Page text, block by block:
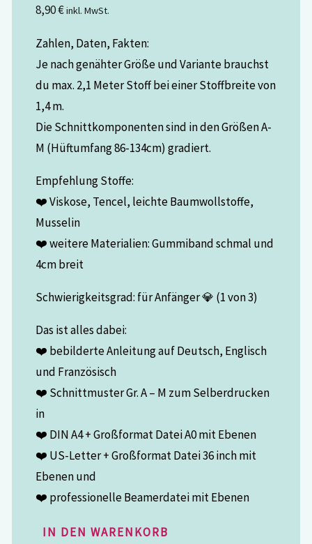
8,90€inkl. MwSt.
Zahlen, Daten, Fakten:
Je nach genähter Größe und Variante brauchst
du max. 2,1 Meter Stoff bei einer Stoffbreite von
1,4 m.
Die Schnittkomponenten sind in den Größen A-
M (Hüftumfang 86-134cm) gradiert.
Empfehlung Stoffe:
❤️ Viskose, Tencel, leichte Baumwollstoffe,
Musselin
❤️ weitere Materialien: Gummiband schmal und
4cm breit
Schwierigkeitsgrad: für Anfänger 💎 (1 von 3)
Das ist alles dabei:
❤️ bebilderte Anleitung auf Deutsch, Englisch
und Französisch
❤️ Schnittmuster Gr. A – M zum Selberdrucken
in
❤️ DIN A4 + Großformat Datei A0 mit Ebenen
❤️ US-Letter + Großformat Datei 36 inch mit
Ebenen und
❤️ professionelle Beamerdatei mit Ebenen
IN DEN WARENKORB